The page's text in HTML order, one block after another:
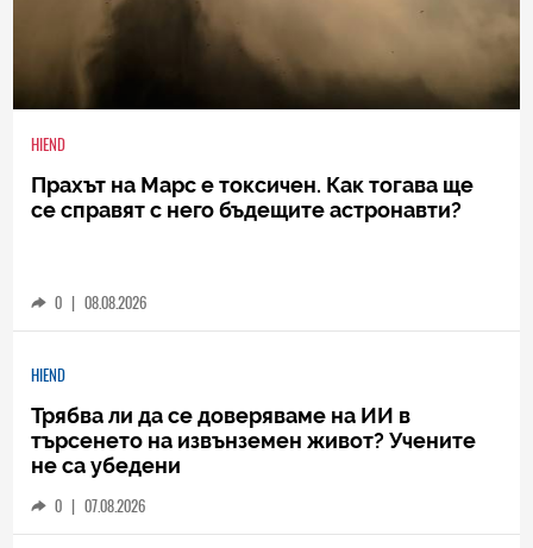
HIEND
Прахът на Марс е токсичен. Как тогава ще
се справят с него бъдещите астронавти?
0 | 08.08.2026
HIEND
Трябва ли да се доверяваме на ИИ в
търсенето на извънземен живот? Учените
не са убедени
0 | 07.08.2026